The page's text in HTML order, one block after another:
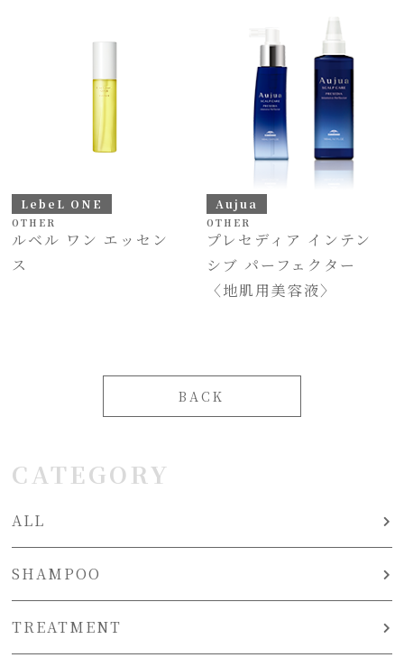
LebeL ONE
OTHER
ルベル ワン エッセン
ス
Aujua
OTHER
プレセディア インテン
シブ パーフェクター
〈地肌用美容液〉
BACK
CATEGORY
ALL
SHAMPOO
TREATMENT